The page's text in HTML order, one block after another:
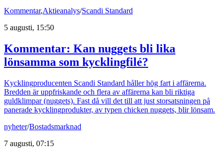
Kommentar,Aktieanalys/Scandi Standard
5 augusti, 15:50
Kommentar: Kan nuggets bli lika
lönsamma som kycklingfilé?
Kycklingproducenten Scandi Standard håller hög fart i affärerna.
Bredden är uppfriskande och flera av affärerna kan bli riktiga
guldklimpar (nuggets). Fast då vill det till att just storsatsningen på
panerade kycklingprodukter, av typen chicken nuggets, blir lönsam.
nyheter/Bostadsmarknad
7 augusti, 07:15